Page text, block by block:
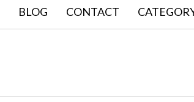
BLOG CONTACT